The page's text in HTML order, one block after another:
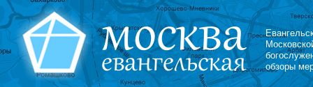
обзоры